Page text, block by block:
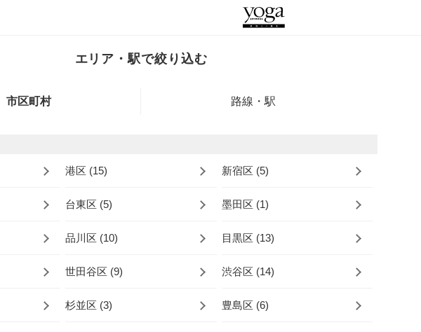
エリア・駅で絞り込む
市区町村 路線・駅
港区 (15) 新宿区 (5)
台東区 (5) 墨田区 (1)
品川区 (10) 目黒区 (13)
世田谷区 (9) 渋谷区 (14)
杉並区 (3) 豊島区 (6)